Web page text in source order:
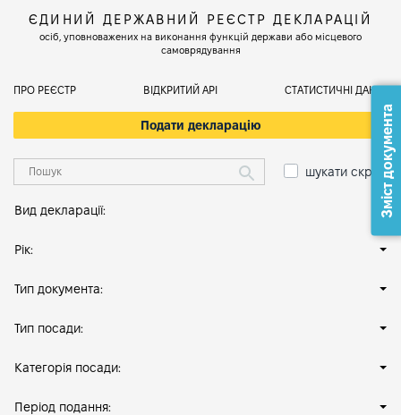
ЄДИНИЙ ДЕРЖАВНИЙ РЕЄСТР ДЕКЛАРАЦІЙ
осіб, уповноважених на виконання функцій держави або місцевого
самоврядування
ПРО РЕЄСТР ВІДКРИТИЙ АРІ СТАТИСТИЧНІ ДАНІ
Подати декларацію
шукати скрізь
Вид декларації:
Рік:
Тип документа:
Тип посади:
Категорія посади:
Період подання:
Зміст документа